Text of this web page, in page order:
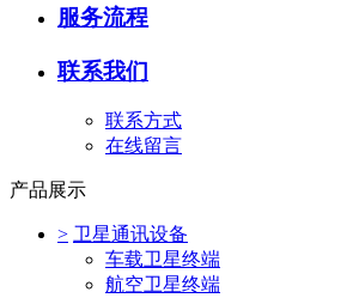
服务流程
联系我们
联系方式
在线留言
产品展示
> 卫星通讯设备
车载卫星终端
航空卫星终端